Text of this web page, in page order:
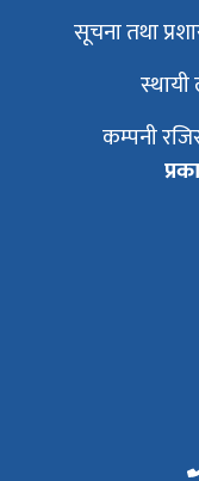
सूचना तथा
कम्पनी